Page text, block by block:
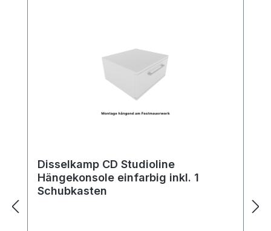
Disselkamp CD Studioline
Hängekonsole einfarbig inkl. 1
Schubkasten